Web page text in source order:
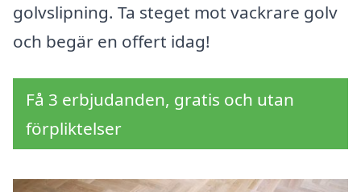
golvslipning. Ta steget mot vackrare golv
och begär en offert idag!
Få 3 erbjudanden, gratis och utan
förpliktelser